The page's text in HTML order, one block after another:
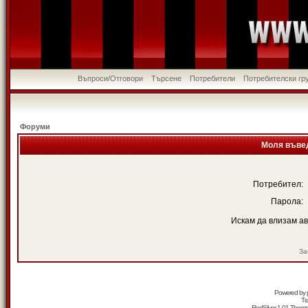
Въпроси/Отговори Търсене Потребители Потребителски
Форуми
Моля
Потребител:
Парола:
Искам да влизам
Powered by